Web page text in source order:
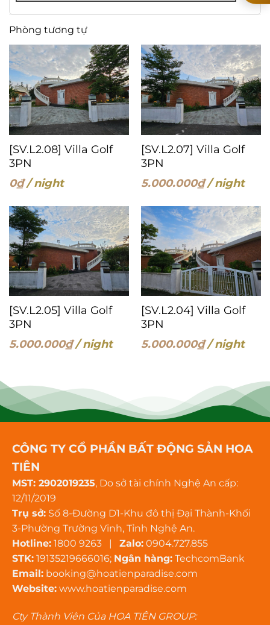
Phòng tương tự
[SV.L2.08] Villa Golf
3PN
0₫/ night
[SV.L2.07] Villa Golf
3PN
5.000.000₫/ night
[SV.L2.05] Villa Golf
3PN
5.000.000₫/ night
[SV.L2.04] Villa Golf
3PN
5.000.000₫/ night
CÔNG TY CỔ PHẦN BẤT ĐỘNG SẢN HOA
TIÊN
MST: 2902019235, Do sở tài chính Nghệ An cấp:
12/11/2019
Trụ sở: Số 8-Đường D1-Khu đô thị Đại Thành-Khối
3-Phường Trường Vinh, Tỉnh Nghệ An.
Hotline: 1800 9263 | Zalo: 0904.727.855
STK: 19135219666016; Ngân hàng: TechcomBank
Email: booking@hoatienparadise.com
Website: www.hoatienparadise.com
Cty Thành Viên Của HOA TIÊN GROUP: